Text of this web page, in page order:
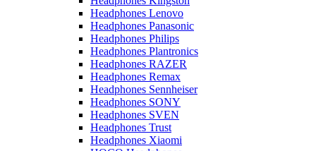
Headphones Lenovo
Headphones Panasonic
Headphones Philips
Headphones Plantronics
Headphones RAZER
Headphones Remax
Headphones Sennheiser
Headphones SONY
Headphones SVEN
Headphones Trust
Headphones Xiaomi